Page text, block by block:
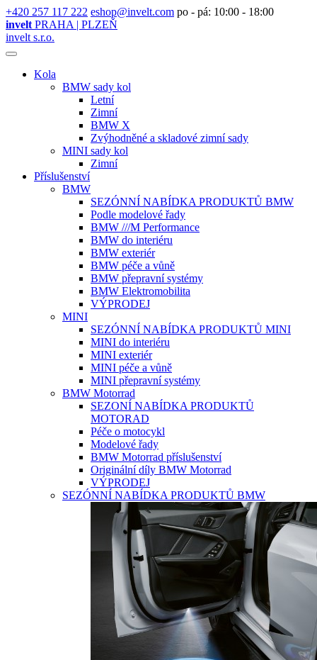
+420 257 117 222 eshop@invelt.com po - pá: 10:00 - 18:00
invelt PRAHA | PLZEŇ
invelt s.r.o.
Kola
BMW sady kol
Letní
Zimní
BMW X
Zvýhodněné a skladové zimní sady
MINI sady kol
Zimní
Příslušenství
BMW
SEZÓNNÍ NABÍDKA PRODUKTŮ BMW
Podle modelové řady
BMW ///M Performance
BMW do interiéru
BMW exteriér
BMW péče a vůně
BMW přepravní systémy
BMW Elektromobilita
VÝPRODEJ
MINI
SEZÓNNÍ NABÍDKA PRODUKTŮ MINI
MINI do interiéru
MINI exteriér
MINI péče a vůně
MINI přepravní systémy
BMW Motorrad
SEZONÍ NABÍDKA PRODUKTŮ
MOTORAD
Péče o motocykl
Modelové řady
BMW Motorrad příslušenství
Originální díly BMW Motorrad
VÝPRODEJ
SEZÓNNÍ NABÍDKA PRODUKTŮ BMW